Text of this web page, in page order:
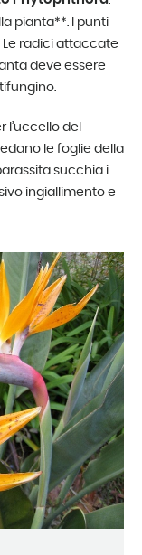
pianta**. I punti
radici attaccate
deve essere
l’uccello del
le foglie della
succhia i
ingiallimento e